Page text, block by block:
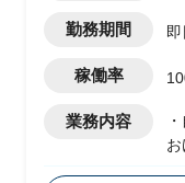
勤務期間
稼働率
業務内容